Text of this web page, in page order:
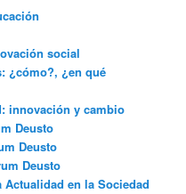
social
¿cómo?, ¿en qué
innovación y cambio
Deusto
Deusto
Deusto
Actualidad en la Sociedad